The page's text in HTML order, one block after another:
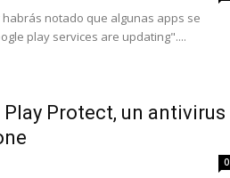
notado que algunas apps se
play services are updating"....
Protect, un antivirus
0